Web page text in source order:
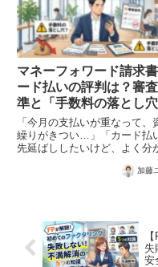
マネーフォワード請求
ード払いの評判は？審
準と「手数料の落とし
を徹底解説
「今月の支払いが重なって、
繰りがきつい…」「カード払
先延ばししたいけど、よく分
い…」そんな堅実な経営者・
（請...
加藤
失
安